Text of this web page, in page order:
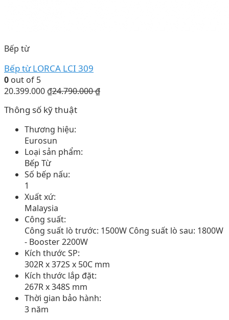
Bếp từ
Bếp từ LORCA LCI 309
0 out of 5
20.399.000 ₫24.790.000₫
Thông số kỹ thuật
Thương hiệu:
Eurosun
Loại sản phẩm:
Bếp Từ
Số bếp nấu:
1
Xuất xứ:
Malaysia
Công suất:
Công suất lò trước: 1500W Công suất lò sau: 1800W
- Booster 2200W
Kích thước SP:
302R x 372S x 50C mm
Kích thước lắp đặt:
267R x 348S mm
Thời gian bảo hành:
3 năm